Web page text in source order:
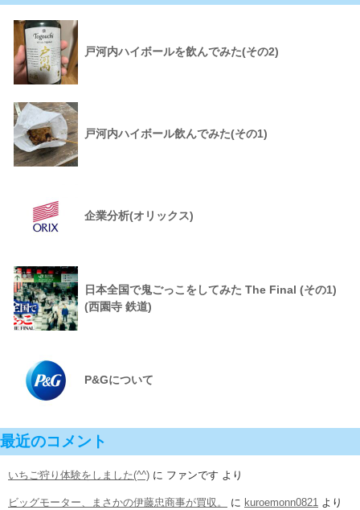
戸河内ハイボールを飲んでみた(その2)
戸河内ハイボール飲んでみた(その1)
企業分析(オリックス)
日本全国で鬼ごっこをしてみた The Final (その1)
(西園寺 鉄道)
P&Gについて
最近のコメント
いちご狩り体験をしました(^^) に ファンです より
ビッグモーター、まさかの伊藤忠商事が買収。 に kuroemonn0821 より